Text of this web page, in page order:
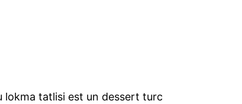
lokma tatlisi est un dessert turc